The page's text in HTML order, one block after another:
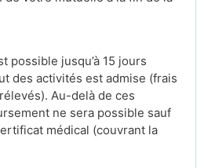
possible jusqu’à 15 jours
des activités est admise (frais
Au-delà de ces
ne sera possible sauf
médical (couvrant la